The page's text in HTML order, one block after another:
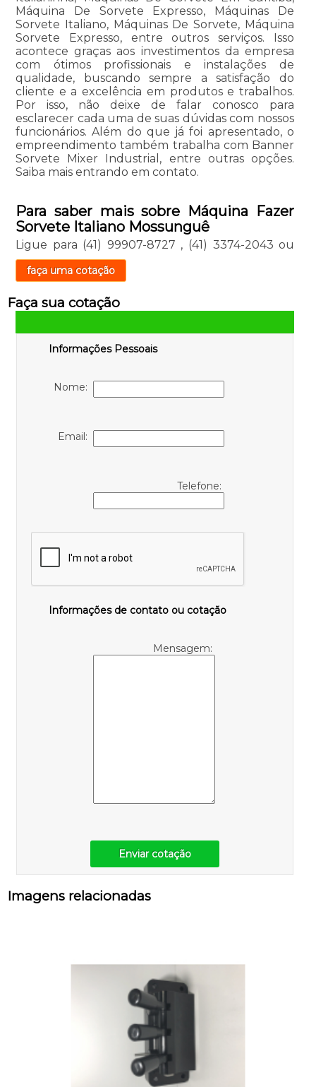
Máquina De Sorvete Expresso, Máquinas De
Sorvete Italiano, Máquinas De Sorvete, Máquina
Sorvete Expresso, entre outros serviços. Isso
acontece graças aos investimentos da empresa
com ótimos profissionais e instalações de
qualidade, buscando sempre a satisfação do
cliente e a excelência em produtos e trabalhos.
Por isso, não deixe de falar conosco para
esclarecer cada uma de suas dúvidas com nossos
funcionários. Além do que já foi apresentado, o
empreendimento também trabalha com Banner
Sorvete Mixer Industrial, entre outras opções.
Saiba mais entrando em contato.
Para saber mais sobre Máquina Fazer
Sorvete Italiano Mossunguê
Ligue para (41) 99907-8727 , (41) 3374-2043 ou
faça uma cotação
Faça sua cotação
Informações Pessoais
Nome:
Email:
Telefone:
Informações de contato ou cotação
Mensagem:
Enviar cotação
Imagens relacionadas